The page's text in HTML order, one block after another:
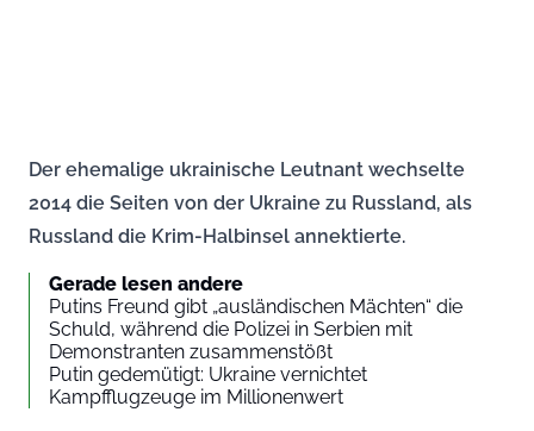
Der ehemalige ukrainische Leutnant wechselte
2014 die Seiten von der Ukraine zu Russland, als
Russland die Krim-Halbinsel annektierte.
Gerade lesen andere
Putins Freund gibt „ausländischen Mächten“ die
Schuld, während die Polizei in Serbien mit
Demonstranten zusammenstößt
Putin gedemütigt: Ukraine vernichtet
Kampfflugzeuge im Millionenwert